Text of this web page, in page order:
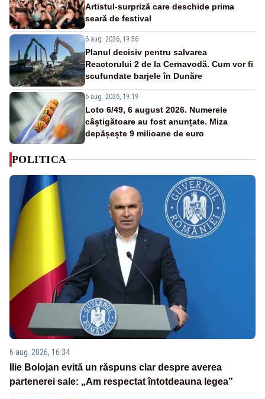
Artistul-surpriză care deschide prima
seară de festival
6 aug. 2026, 19:56
Planul decisiv pentru salvarea
Reactorului 2 de la Cernavodă. Cum vor fi
scufundate barjele în Dunăre
6 aug. 2026, 19:19
Loto 6/49, 6 august 2026. Numerele
câștigătoare au fost anunțate. Miza
depășește 9 milioane de euro
POLITICA
6 aug. 2026, 16:34
Ilie Bolojan evită un răspuns clar despre averea
partenerei sale: „Am respectat întotdeauna legea”